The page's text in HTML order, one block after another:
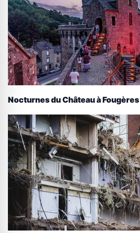
Nocturnes du Château à